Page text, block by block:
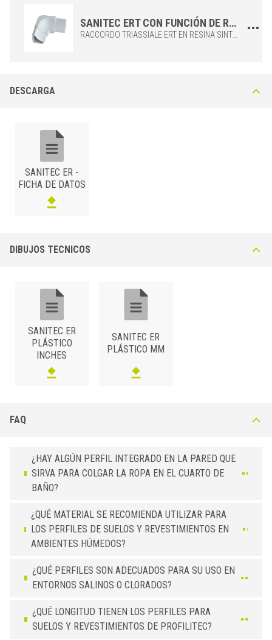
SANITEC ERT CON FUNCIÓN DE RACCORDO TRIASSIALE PARA EL PERFIL SANITEC ER.
DESCARGA
SANITEC ER -
FICHA DE DATOS
DIBUJOS TECNICOS
SANITEC ER
PLÁSTICO
INCHES
SANITEC ER
PLÁSTICO MM
FAQ
¿HAY ALGÚN PERFIL INTEGRADO EN LA PARED QUE
SIRVA PARA COLGAR LA ROPA EN EL CUARTO DE
BAÑO?
¿QUÉ MATERIAL SE RECOMIENDA UTILIZAR PARA
LOS PERFILES DE SUELOS Y REVESTIMIENTOS EN
AMBIENTES HÚMEDOS?
¿QUÉ PERFILES SON ADECUADOS PARA SU USO EN
ENTORNOS SALINOS O CLORADOS?
¿QUÉ LONGITUD TIENEN LOS PERFILES PARA
SUELOS Y REVESTIMIENTOS DE PROFILITEC?